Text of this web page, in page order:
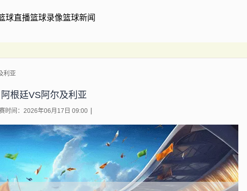
球直播篮球录像篮球新闻
利亚
阿根廷VS阿尔及利亚
时间：2026年06月17日 09:00